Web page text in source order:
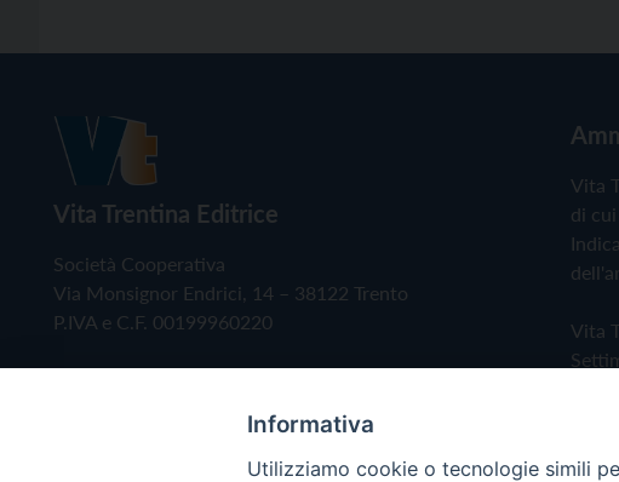
Vita Trentina Editrice
Società Cooperativa
Via Monsignor Endrici, 14 – 38122 Trento
P.IVA e C.F. 00199960220
Vita
di
Vita
Informativa
Utilizziamo cookie o tecnologie simili